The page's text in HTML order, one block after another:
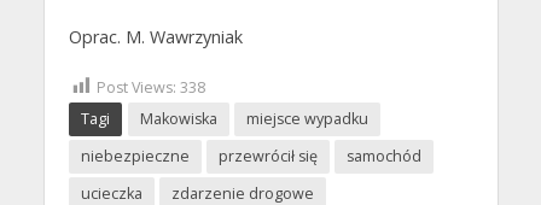
Oprac. M. Wawrzyniak
Post Views: 338
Tagi
Makowiska
miejsce wypadku
niebezpieczne
przewrócił się
samochód
ucieczka
zdarzenie drogowe